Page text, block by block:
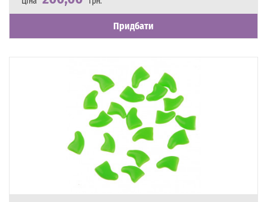
Наявність
Є в наявності
Придбати